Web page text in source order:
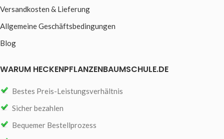
Versandkosten & Lieferung
Allgemeine Geschäftsbedingungen
Blog
WARUM HECKENPFLANZENBAUMSCHULE.DE
Bestes Preis-Leistungsverhältnis
Sicher bezahlen
Bequemer Bestellprozess